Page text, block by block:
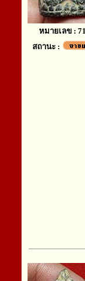
หมายเลข :
สถานะ :